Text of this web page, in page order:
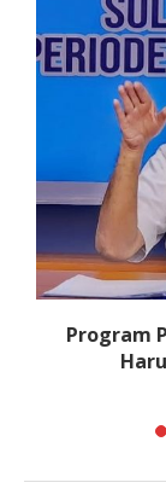
Program